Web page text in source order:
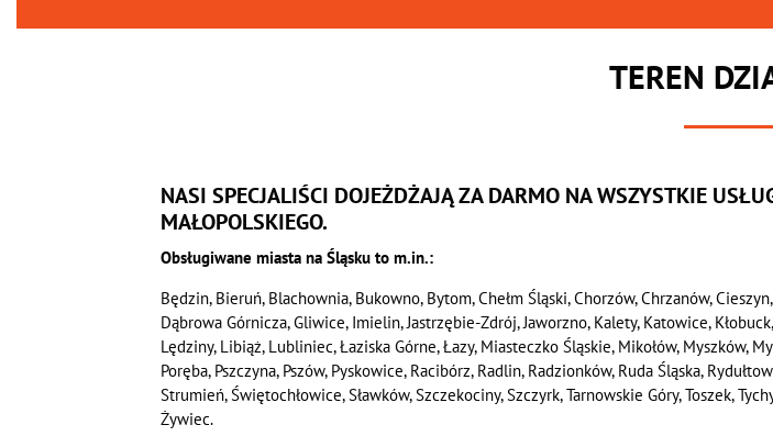
TEREN
NASI SPECJALIŚCI DOJEŻDŻAJĄ ZA DARMO NA WSZYSTKIE
MAŁOPOLSKIEGO.
Obsługiwane miasta na Śląsku to m.in.:
Będzin, Bieruń, Blachownia, Bukowno, Bytom, Chełm Śląski, Chorzów, Chrzanów,
Dąbrowa Górnicza, Gliwice, Imielin, Jastrzębie-Zdrój, Jaworzno, Kalety, Katowice,
Lędziny, Libiąż, Lubliniec, Łaziska Górne, Łazy, Miasteczko Śląskie, Mikołów, Myszków,
Poręba, Pszczyna, Pszów, Pyskowice, Racibórz, Radlin, Radzionków, Ruda Śląska,
Strumień, Świętochłowice, Sławków, Szczekociny, Szczyrk, Tarnowskie Góry, Toszek,
Żywiec.